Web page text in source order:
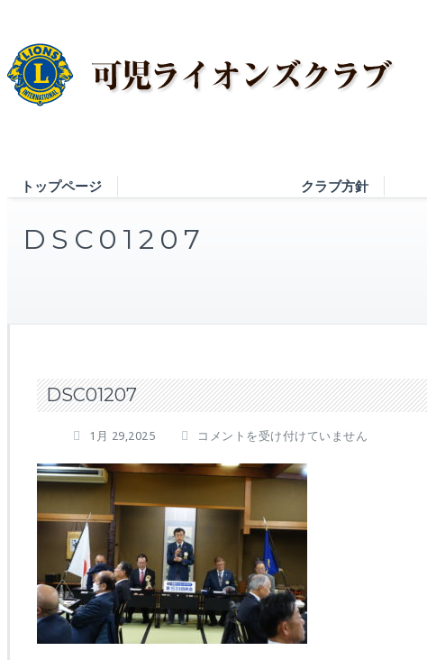
トップページ クラブ方針
DSC01207
DSC01207
1月 29,2025
D
C
0
1
は
コメントを受け付けていません